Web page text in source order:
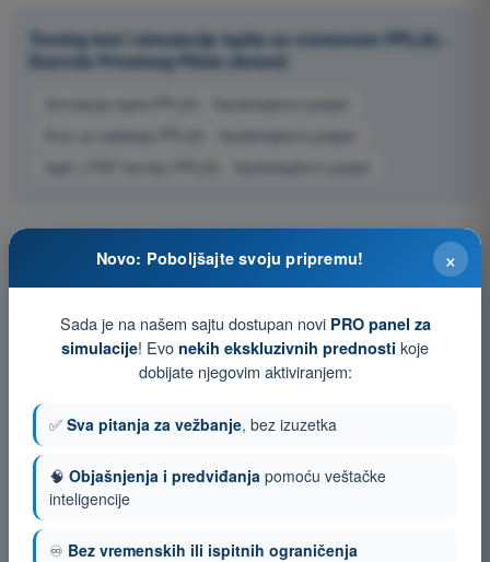
Trening test i simulacije ispita sa vremenom PPL(A) -
Dozvola Privatnog Pilota (Avioni)
Simulacija ispita PPL(A) - Vazduhoplovni propisi
Kviz za vežbanje PPL(A) - Vazduhoplovni propisi
Ispit u PDF formatu PPL(A) - Vazduhoplovni propisi
×
Novo: Poboljšajte svoju pripremu!
Sada je na našem sajtu dostupan novi PRO panel za
simulacije! Evo nekih ekskluzivnih prednosti koje
dobijate njegovim aktiviranjem:
✅ Sva pitanja za vežbanje, bez izuzetka
🧠 Objašnjenja i predviđanja pomoću veštačke
inteligencije
♾️ Bez vremenskih ili ispitnih ograničenja